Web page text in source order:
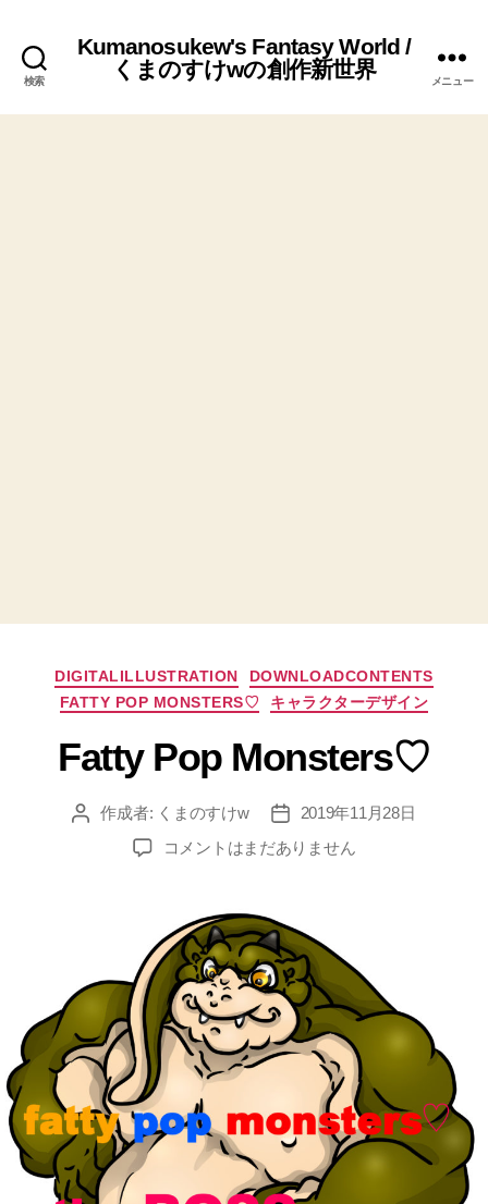
検索
Kumanosukew's Fantasy World /
くまのすけwの創作新世界
メニュー
カ
テ
リ
ー
DIGITALILLUSTRATION
DOWNLOADCONTENTS
FATTY POP MONSTERS♡
キャラクターデザイン
Fatty Pop Monsters♡
投
作成者: くまのすけw
投
稿
日
2019年11月28日
Fatty
の
コメントはまだありません